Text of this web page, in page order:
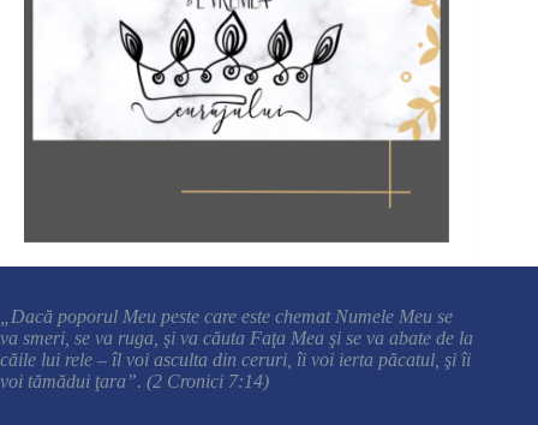
„Dacă poporul Meu peste care este chemat Numele Meu se
va smeri, se va ruga, şi va căuta Faţa Mea şi se va abate de la
căile lui rele – îl voi asculta din ceruri, îi voi ierta păcatul, şi îi
voi tămădui ţara”. (2 Cronici 7:14)